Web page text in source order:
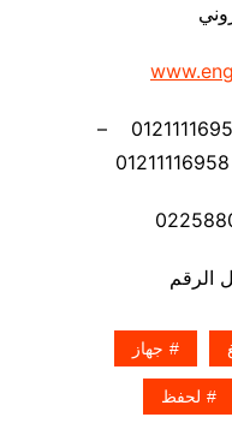
موبايل: 01211116954 – 01211116955 –
جهاز
لحفظ